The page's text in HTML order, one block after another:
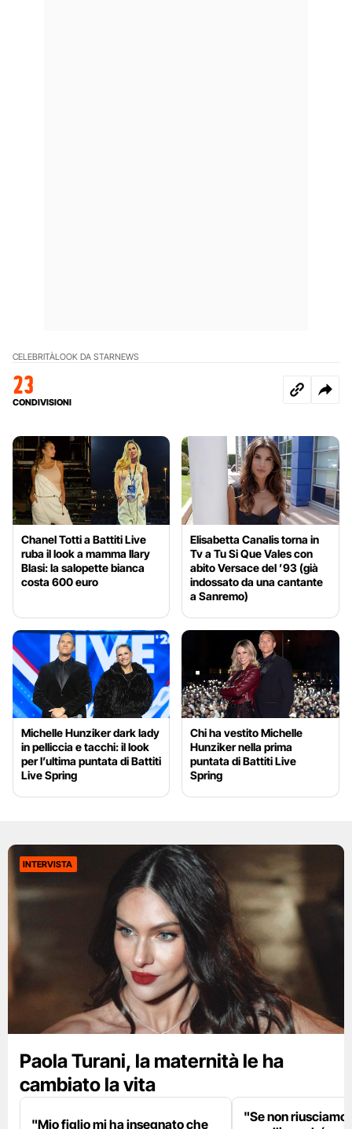
CELEBRITÀLOOK DA STARNEWS
23
CONDIVISIONI
Chanel Totti a Battiti Live
ruba il look a mamma Ilary
Blasi: la salopette bianca
costa 600 euro
Elisabetta Canalis torna in
Tv a Tu Si Que Vales con
abito Versace del ’93 (già
indossato da una cantante
a Sanremo)
Michelle Hunziker dark lady
in pelliccia e tacchi: il look
per l’ultima puntata di Battiti
Live Spring
Chi ha vestito Michelle
Hunziker nella prima
puntata di Battiti Live
Spring
INTERVISTA
Paola Turani, la maternità le ha
cambiato la vita
"Mio figlio mi ha insegnato che
"Se non riusciamo